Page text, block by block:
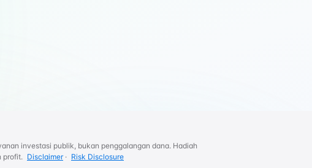
investasi publik, bukan penggalangan dana. Hadiah
profit. Disclaimer· Risk Disclosure